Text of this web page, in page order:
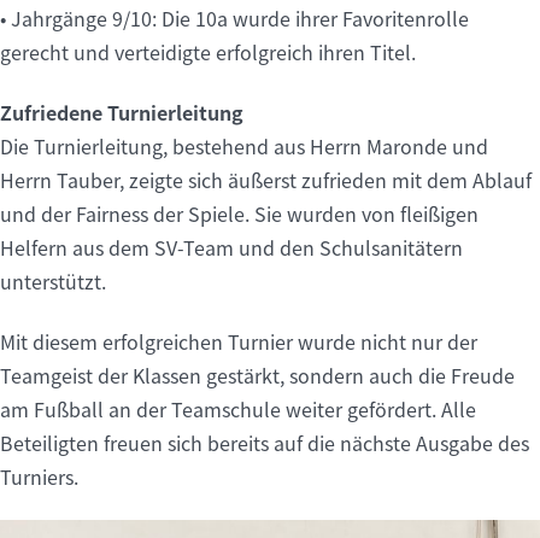
• Jahrgänge 9/10: Die 10a wurde ihrer Favoritenrolle
gerecht und verteidigte erfolgreich ihren Titel.
Zufriedene Turnierleitung
Die Turnierleitung, bestehend aus Herrn Maronde und
Herrn Tauber, zeigte sich äußerst zufrieden mit dem Ablauf
und der Fairness der Spiele. Sie wurden von fleißigen
Helfern aus dem SV-Team und den Schulsanitätern
unterstützt.
Mit diesem erfolgreichen Turnier wurde nicht nur der
Teamgeist der Klassen gestärkt, sondern auch die Freude
am Fußball an der Teamschule weiter gefördert. Alle
Beteiligten freuen sich bereits auf die nächste Ausgabe des
Turniers.